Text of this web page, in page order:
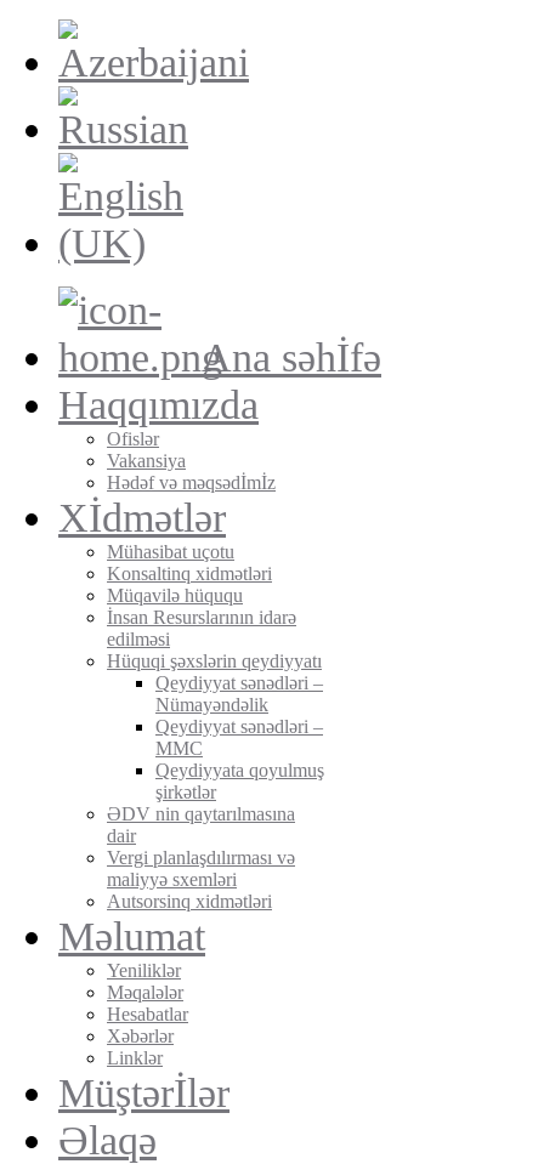
Ana səhİfə
Haqqımızda
Ofislər
Vakansiya
Hədəf və məqsədİmİz
Xİdmətlər
Mühasibat uçotu
Konsaltinq xidmətləri
Müqavilə hüququ
İnsan Resurslarının idarə
edilməsi
Hüquqi şəxslərin qeydiyyatı
Qeydiyyat sənədləri –
Nümayəndəlik
Qeydiyyat sənədləri –
MMC
Qeydiyyata qoyulmuş
şirkətlər
ƏDV nin qaytarılmasına
dair
Vergi planlaşdılırması və
maliyyə sxemləri
Autsorsinq xidmətləri
Məlumat
Yeniliklər
Məqalələr
Hesabatlar
Xəbərlər
Linklər
Müştərİlər
Əlaqə